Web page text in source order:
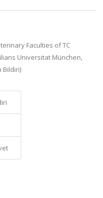
Faculties of TC
Universitat München,
Bildiri)